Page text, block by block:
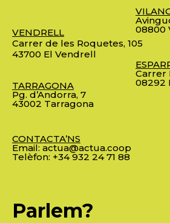
VENDRELL
Carrer de les Roquetes, 105
43700 El Vendrell
TARRAGONA
Pg. d’Andorra, 7
43002 Tarragona
CONTACTA’NS
Email: actua@actua.coop
Telèfon: +34 932 24 71 88
08800
Carrer
08292
Parlem?